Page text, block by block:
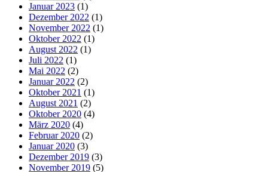
Januar 2023 (1)
Dezember 2022 (1)
November 2022 (1)
Oktober 2022 (1)
August 2022 (1)
Juli 2022 (1)
Mai 2022 (2)
Januar 2022 (2)
Oktober 2021 (1)
August 2021 (2)
Oktober 2020 (4)
März 2020 (4)
Februar 2020 (2)
Januar 2020 (3)
Dezember 2019 (3)
November 2019 (5)